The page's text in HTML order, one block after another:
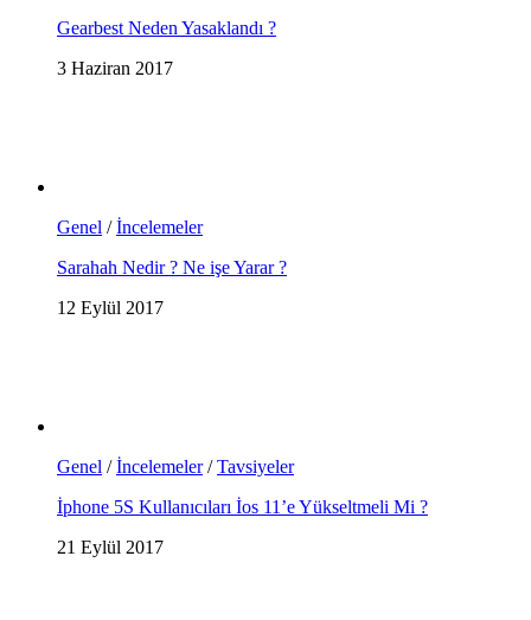
Gearbest Neden Yasaklandı ?
3 Haziran 2017
Genel /İncelemeler
Sarahah Nedir ? Ne işe Yarar ?
12 Eylül 2017
Genel /İncelemeler/Tavsiyeler
İphone 5S Kullanıcıları İos 11’e Yükseltmeli Mi ?
21 Eylül 2017